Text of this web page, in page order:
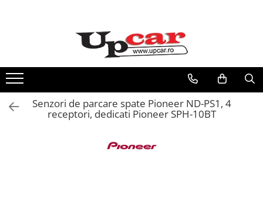
Vehicule electrice
Biciclete Electrice
Tricicluri Electrice
Mașini Electrice
Aplice si Pendule
Electrocasnice Mici
Audio & Video
Senzori de parcare spate Pioneer ND-PS1, 4
receptori, dedicati Pioneer SPH-10BT